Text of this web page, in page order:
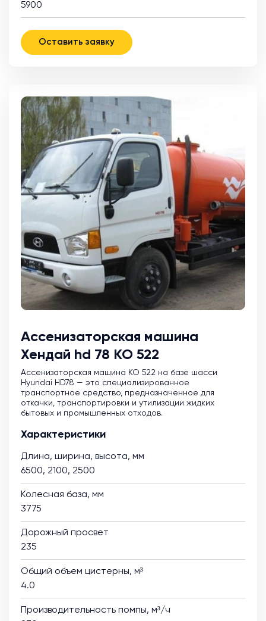
5900
Оставить заявку
Ассенизаторская машина
Хендай hd 78 КО 522
Ассенизаторская машина KO 522 на базе шасси
Hyundai HD78 — это специализированное
транспортное средство, предназначенное для
откачки, транспортировки и утилизации жидких
бытовых и промышленных отходов.
Характеристики
Длина, ширина, высота, мм
6500, 2100, 2500
Колесная база, мм
3775
Дорожный просвет
235
Общий объем цистерны, м³
4.0
Производительность помпы, м³/ч